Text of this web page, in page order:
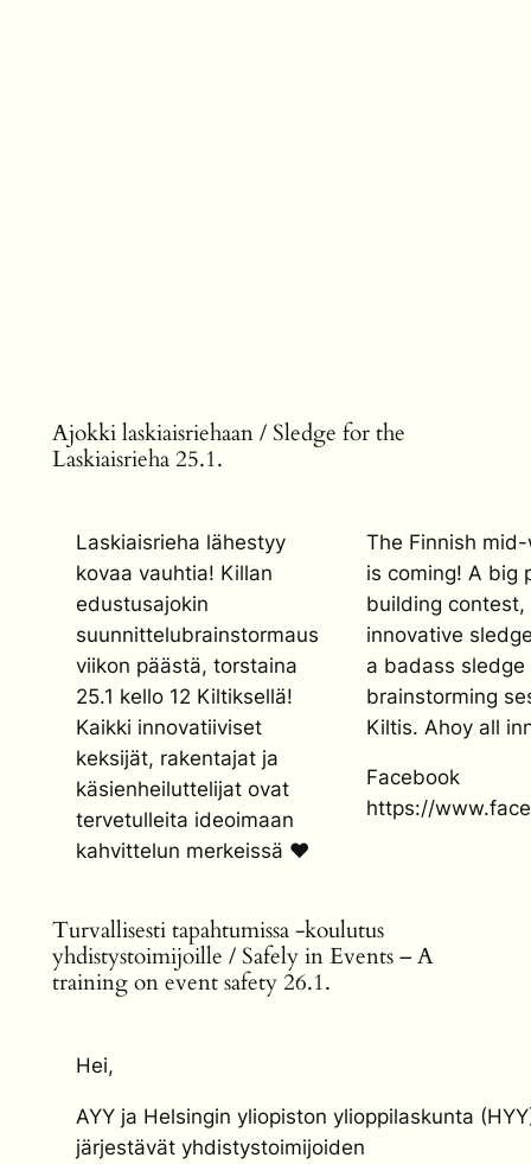
Ajokki laskiaisriehaan / Sledge for the
Laskiaisrieha 25.1.
Laskiaisrieha lähestyy
kovaa vauhtia! Killan
edustusajokin
suunnittelubrainstormaus
viikon päästä, torstaina
25.1 kello 12 Kiltiksellä!
Kaikki innovatiiviset
keksijät, rakentajat ja
käsienheiluttelijat ovat
tervetulleita ideoimaan
kahvittelun merkeissä ♥
The Finnish
is coming! A big
building
innovative
a badass
brainstorming
Kiltis. Ahoy all
Facebook
https://
Turvallisesti tapahtumissa -koulutus
yhdistystoimijoille / Safely in Events – A
training on event safety 26.1.
Hei,
AYY ja Helsingin yliopiston ylioppilaskunta
järjestävät yhdistystoimijoiden